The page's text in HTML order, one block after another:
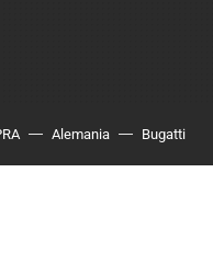
Alemania Bugatti